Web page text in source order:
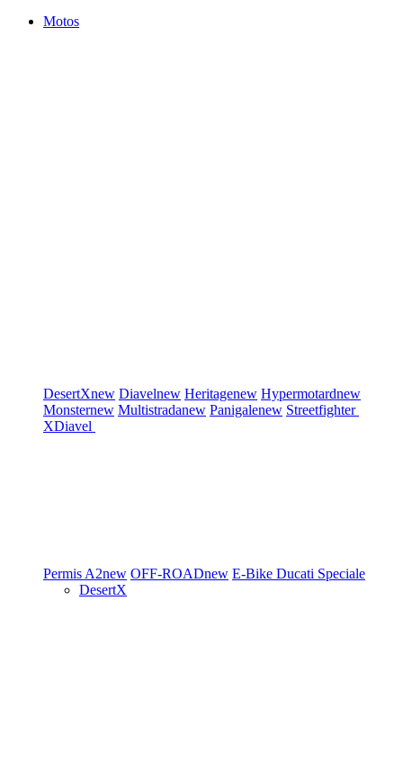
Motos
DesertXnew Diavelnew Heritagenew Hypermotardnew
Monsternew Multistradanew Panigalenew Streetfighter
XDiavel
Permis A2new OFF-ROADnew E-Bike Ducati Speciale
DesertX